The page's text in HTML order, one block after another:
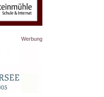
Werbung